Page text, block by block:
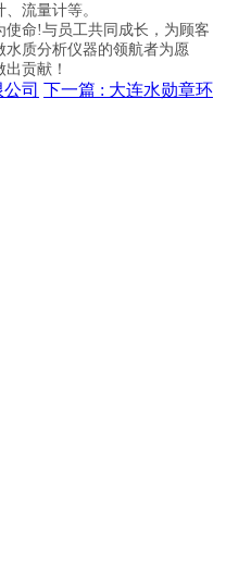
流量计等。
命!与员工共同成长，为顾客
质分析仪器的领航者为愿
贡献！
司 下一篇 : 大连水勋章环